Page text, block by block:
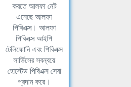
করতে আলফা নেট
এনেছে আলফা
পিবিএক্স। আলফা
পিবিএক্স আইপি
টেলিফোনি এবং পিবিএক্স
সার্ভিসের সবন্বয়ে
হোস্টেড পিবিএক্স সেবা
প্রদান করে।